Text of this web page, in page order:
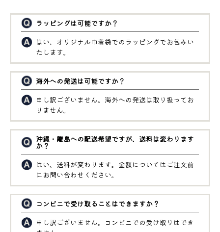
ラッピングは可能ですか？
はい、オリジナル巾着袋でのラッピングでお包みい
たします。
海外への発送は可能ですか？
申し訳ございません。海外への発送は取り扱ってお
りません。
沖縄・離島への配送希望ですが、送料は変わります
か？
はい、送料が変わります。金額についてはご注文前
にお問い合わせください。
コンビニで受け取ることはできますか？
申し訳ございません。コンビニでの受け取りはでき